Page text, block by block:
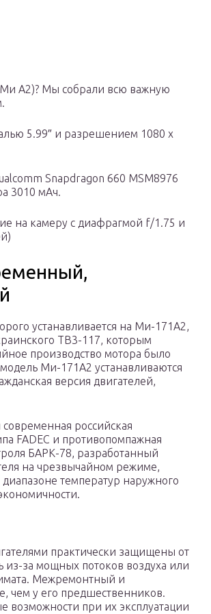
Ми А2)? Мы собрали всю важную
5.99″ и разрешением 1080 x
Snapdragon 660 MSM8976
3010 мАч.
на камеру с диафрагмой f/1.75 и
устанавливается на Ми-171А2,
ТВ3-117, которым
производство мотора было
Ми-171А2 устанавливаются
версия двигателей,
российская
FADEC и противопомпажная
БАРК-78, разработанный
на чрезвычайном режиме,
температур наружного
практически защищены от
из-за мощных потоков воздуха или
Межремонтный и
чем у его предшественников.
возможности при их эксплуатации